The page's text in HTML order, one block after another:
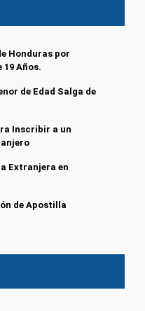
Honduras por
19 Años.
de Edad Salga de
Inscribir a un
Extranjera en
de Apostilla